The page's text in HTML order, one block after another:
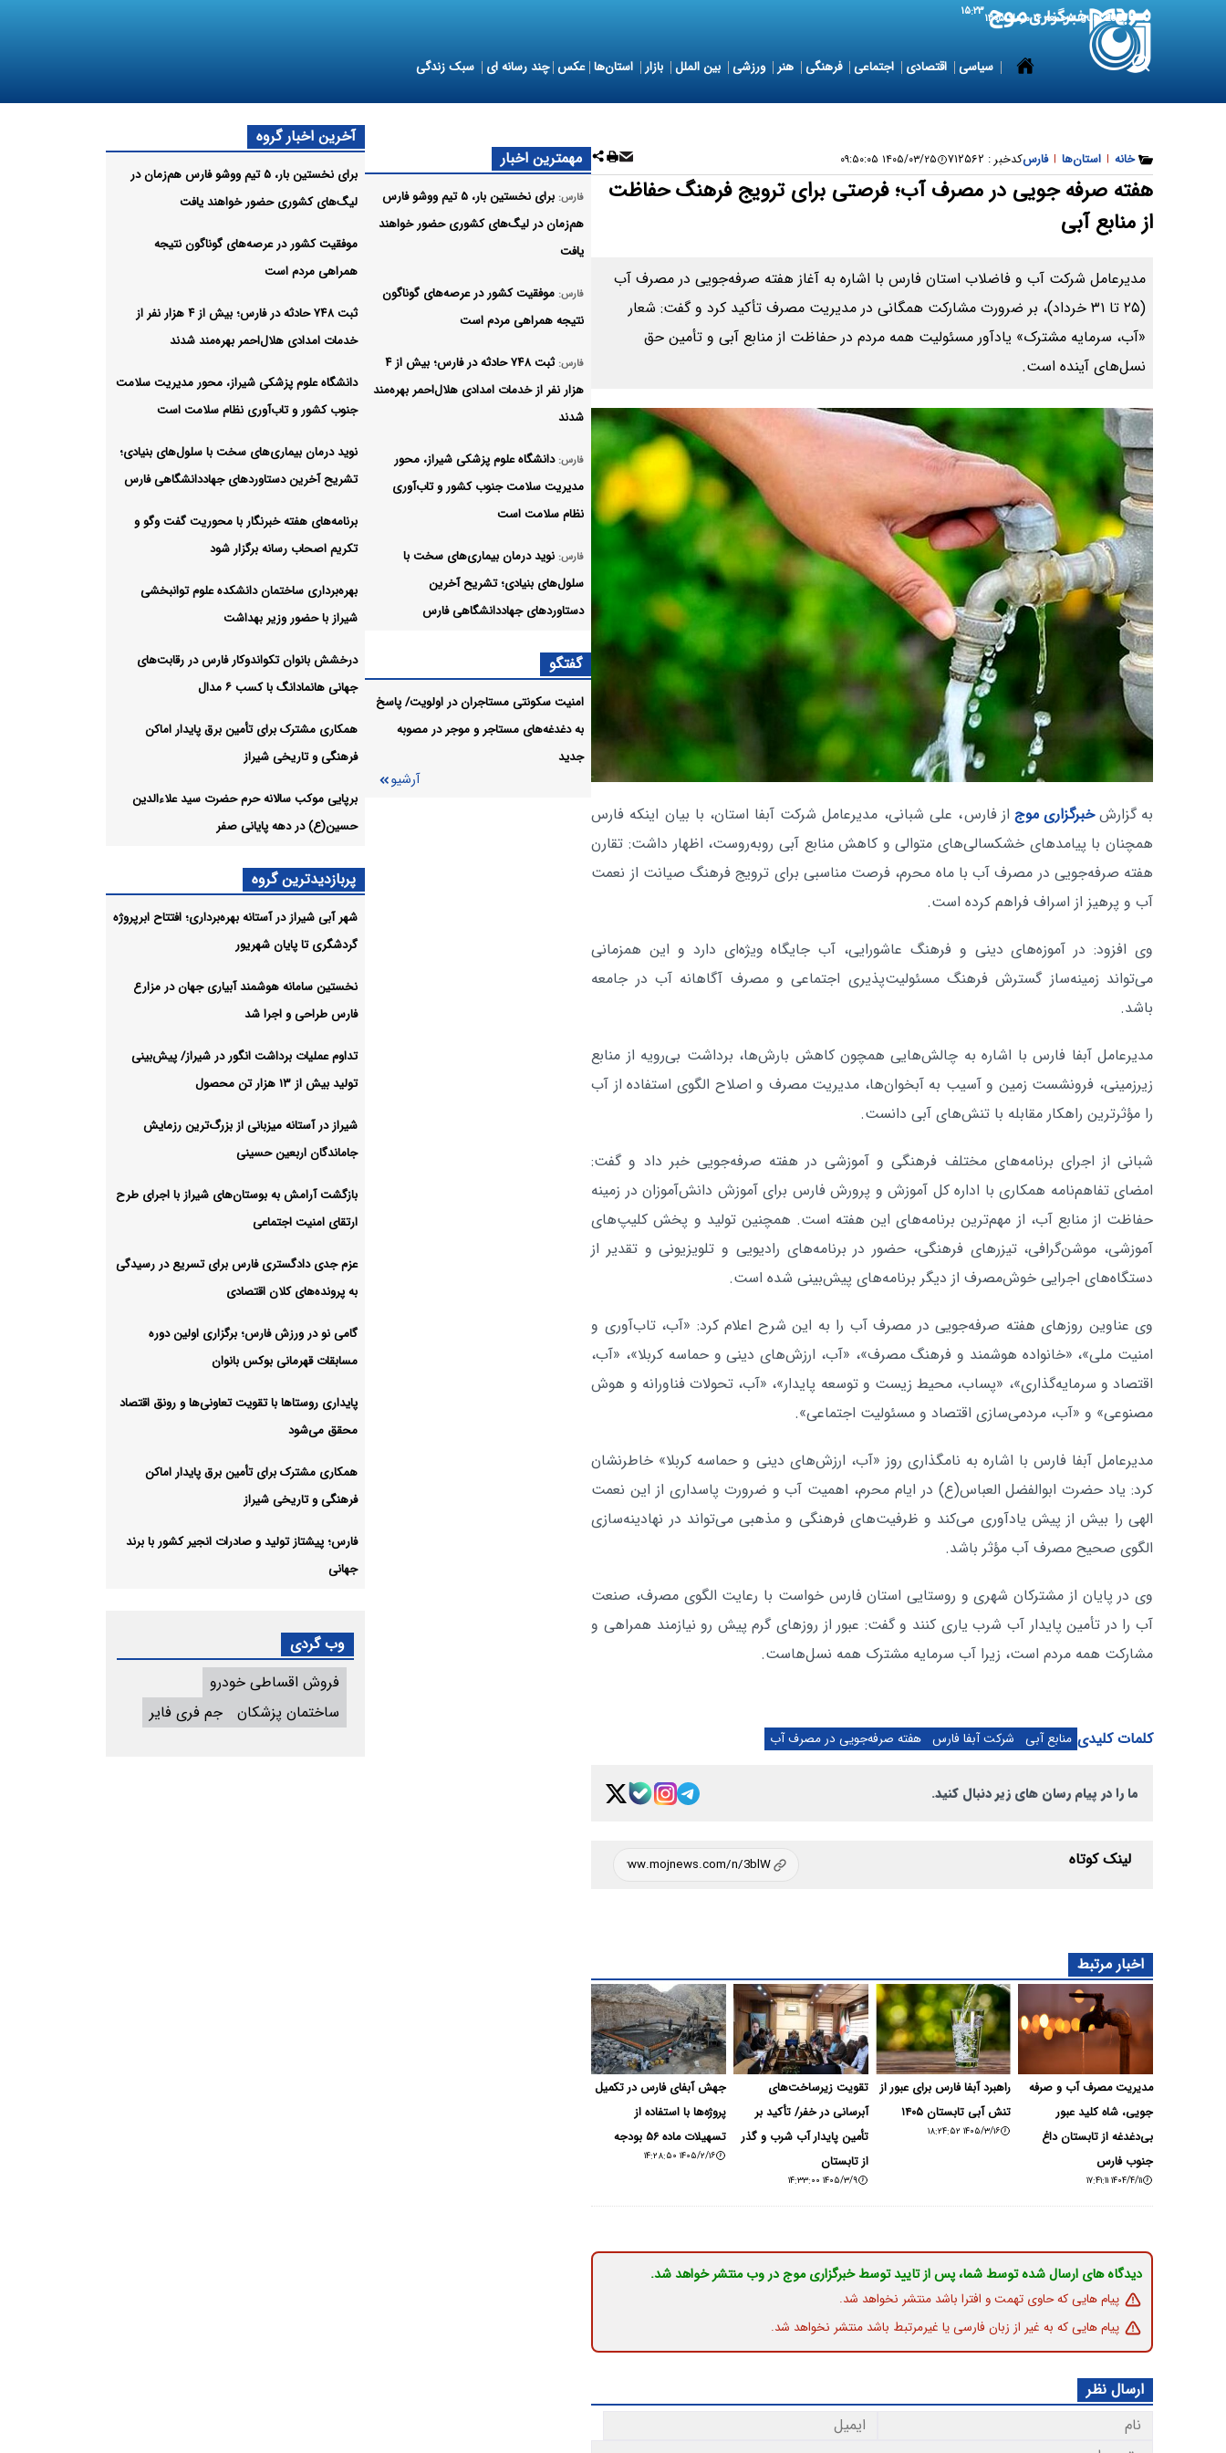
7 August 2026 جمعه ۱۶ مرداد ۱۴۰۵ ۱۵:۲۳
سیاسی اقتصادی اجتماعی فرهنگی هنر ورزشی بین الملل بازار استان‌ها عکس چند رسانه ای سبک زندگی
خانه | استان‌ها | فارسکدخبر : ۷۱۲۵۶۲ ۱۴۰۵/۰۳/۲۵ ۰۹:۵۰:۰۵
هفته صرفه جویی در مصرف آب؛ فرصتی برای ترویج فرهنگ حفاظت
از منابع آبی
مدیرعامل شرکت آب و فاضلاب استان فارس با اشاره به آغاز هفته صرفه‌جویی در مصرف آب
(۲۵ تا ۳۱ خرداد)، بر ضرورت مشارکت همگانی در مدیریت مصرف تأکید کرد و گفت: شعار
«آب، سرمایه مشترک» یادآور مسئولیت همه مردم در حفاظت از منابع آبی و تأمین حق
نسل‌های آینده است.
به گزارشخبرگزاری موج از فارس، علی شبانی، مدیرعامل شرکت آبفا استان، با بیان اینکه فارس
همچنان با پیامدهای خشکسالی‌های متوالی و کاهش منابع آبی روبه‌روست، اظهار داشت: تقارن
هفته صرفه‌جویی در مصرف آب با ماه محرم، فرصت مناسبی برای ترویج فرهنگ صیانت از نعمت
آب و پرهیز از اسراف فراهم کرده است.
وی افزود: در آموزه‌های دینی و فرهنگ عاشورایی، آب جایگاه ویژه‌ای دارد و این همزمانی
می‌تواند زمینه‌ساز گسترش فرهنگ مسئولیت‌پذیری اجتماعی و مصرف آگاهانه آب در جامعه
باشد.
مدیرعامل آبفا فارس با اشاره به چالش‌هایی همچون کاهش بارش‌ها، برداشت بی‌رویه از منابع
زیرزمینی، فرونشست زمین و آسیب به آبخوان‌ها، مدیریت مصرف و اصلاح الگوی استفاده از آب
را مؤثرترین راهکار مقابله با تنش‌های آبی دانست.
شبانی از اجرای برنامه‌های مختلف فرهنگی و آموزشی در هفته صرفه‌جویی خبر داد و گفت:
امضای تفاهم‌نامه همکاری با اداره کل آموزش و پرورش فارس برای آموزش دانش‌آموزان در زمینه
حفاظت از منابع آب، از مهم‌ترین برنامه‌های این هفته است. همچنین تولید و پخش کلیپ‌های
آموزشی، موشن‌گرافی، تیزرهای فرهنگی، حضور در برنامه‌های رادیویی و تلویزیونی و تقدیر از
دستگاه‌های اجرایی خوش‌مصرف از دیگر برنامه‌های پیش‌بینی شده است.
وی عناوین روزهای هفته صرفه‌جویی در مصرف آب را به این شرح اعلام کرد: «آب، تاب‌آوری و
امنیت ملی»، «خانواده هوشمند و فرهنگ مصرف»، «آب، ارزش‌های دینی و حماسه کربلا»، «آب،
اقتصاد و سرمایه‌گذاری»، «پساب، محیط زیست و توسعه پایدار»، «آب، تحولات فناورانه و هوش
مصنوعی» و «آب، مردمی‌سازی اقتصاد و مسئولیت اجتماعی».
مدیرعامل آبفا فارس با اشاره به نامگذاری روز «آب، ارزش‌های دینی و حماسه کربلا» خاطرنشان
کرد: یاد حضرت ابوالفضل العباس(ع) در ایام محرم، اهمیت آب و ضرورت پاسداری از این نعمت
الهی را بیش از پیش یادآوری می‌کند و ظرفیت‌های فرهنگی و مذهبی می‌تواند در نهادینه‌سازی
الگوی صحیح مصرف آب مؤثر باشد.
وی در پایان از مشترکان شهری و روستایی استان فارس خواست با رعایت الگوی مصرف، صنعت
آب را در تأمین پایدار آب شرب یاری کنند و گفت: عبور از روزهای گرم پیش رو نیازمند همراهی و
مشارکت همه مردم است، زیرا آب سرمایه مشترک همه نسل‌هاست.
کلمات کلیدی منابع آبی شرکت آبفا فارس هفته صرفه‌جویی در مصرف آب
ما را در پیام رسان های زیر دنبال کنید.
لینک کوتاه
اخبار مرتبط
مدیریت مصرف آب و صرفه
جویی، شاه کلید عبور
بی‌دغدغه از تابستان داغ
جنوب فارس
۱۴۰۴/۴/۱۱ ۱۷:۴۱:۱۱
راهبرد آبفا فارس برای عبور از
تنش آبی تابستان ۱۴۰۵
۱۴۰۵/۳/۱۶ ۱۸:۲۴:۵۲
تقویت زیرساخت‌های
آبرسانی در خفر/ تأکید بر
تأمین پایدار آب شرب و گذر
از تابستان
۱۴۰۵/۳/۹ ۱۴:۳۳:۰۰
جهش آبفای فارس در تکمیل
پروژه‌ها با استفاده از
تسهیلات ماده ۵۶ بودجه
۱۴۰۵/۲/۱۶ ۱۴:۲۸:۵۰
دیدگاه های ارسال شده توسط شما، پس از تایید توسط خبرگزاری موج در وب منتشر خواهد شد.
پیام هایی که حاوی تهمت و افترا باشد منتشر نخواهد شد.
پیام هایی که به غیر از زبان فارسی یا غیرمرتبط باشد منتشر نخواهد شد.
ارسال نظر
مهمترین اخبار
فارس:
برای نخستین‌ بار، ۵ تیم ووشو فارس
هم‌زمان در لیگ‌های کشوری حضور خواهند
یافت
فارس: موفقیت کشور در عرصه‌های گوناگون
نتیجه همراهی مردم است
فارس:
ثبت ۷۴۸ حادثه در فارس؛ بیش از ۴
هزار نفر از خدمات امدادی هلال‌احمر بهره‌مند
شدند
فارس: دانشگاه علوم پزشکی شیراز، محور
مدیریت سلامت جنوب کشور و تاب‌آوری
نظام سلامت است
فارس: نوید درمان بیماری‌های سخت با
سلول‌های بنیادی؛ تشریح آخرین
دستاوردهای جهاددانشگاهی فارس
فارس: برنامه‌های هفته خبرنگار با محوریت
گفت وگو و تکریم اصحاب رسانه برگزار شود
فارس: بهره‌برداری ساختمان دانشکده علوم
توانبخشی شیراز با حضور وزیر بهداشت
درخشش بانوان تکواندوکار فارس در
گفتگو
امنیت سکونتی مستاجران در اولویت/ پاسخ
به دغدغه‌های مستاجر و‌ موجر در مصوبه
جدید
آرشیو
آخرین اخبار گروه
برای نخستین‌ بار، ۵ تیم ووشو فارس هم‌زمان در
لیگ‌های کشوری حضور خواهند یافت
موفقیت کشور در عرصه‌های گوناگون نتیجه
همراهی مردم است
ثبت ۷۴۸ حادثه در فارس؛ بیش از ۴ هزار نفر از
خدمات امدادی هلال‌احمر بهره‌مند شدند
دانشگاه علوم پزشکی شیراز، محور مدیریت سلامت
جنوب کشور و تاب‌آوری نظام سلامت است
نوید درمان بیماری‌های سخت با سلول‌های بنیادی؛
تشریح آخرین دستاوردهای جهاددانشگاهی فارس
برنامه‌های هفته خبرنگار با محوریت گفت وگو و
تکریم اصحاب رسانه برگزار شود
بهره‌برداری ساختمان دانشکده علوم توانبخشی
شیراز با حضور وزیر بهداشت
درخشش بانوان تکواندوکار فارس در رقابت‌های
جهانی هانمادانگ‌ با کسب ۶ مدال
همکاری مشترک برای تأمین برق پایدار اماکن
فرهنگی و تاریخی شیراز
برپایی موکب سالانه حرم حضرت سید علاءالدین
حسین(ع) در دهه پایانی صفر
پربازدیدترین گروه
شهر آبی شیراز در آستانه بهره‌برداری؛ افتتاح ابرپروژه
گردشگری تا پایان شهریور
نخستین سامانه هوشمند آبیاری جهان در مزارع
فارس طراحی و اجرا شد
تداوم عملیات برداشت انگور در شیراز/ پیش‌بینی
تولید بیش از ۱۳ هزار تن محصول
شیراز در آستانه میزبانی از بزرگ‌ترین رزمایش
جاماندگان اربعین حسینی
بازگشت آرامش به بوستان‌های شیراز با اجرای طرح
ارتقای امنیت اجتماعی
عزم جدی دادگستری فارس برای تسریع در رسیدگی
به پرونده‌های کلان اقتصادی
گامی نو در ورزش فارس؛ برگزاری اولین دوره
مسابقات قهرمانی بوکس بانوان
پایداری روستاها با تقویت تعاونی‌ها و رونق اقتصاد
محقق می‌شود
همکاری مشترک برای تأمین برق پایدار اماکن
فرهنگی و تاریخی شیراز
فارس؛ پیشتاز تولید و صادرات انجیر کشور با برند
جهانی
وب گردی
فروش اقساطی خودرو
ساختمان پزشکان
جم فری فایر